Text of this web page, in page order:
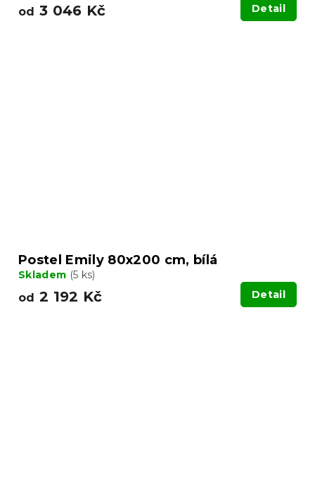
od 3 046 Kč Detail
Postel Emily 80x200 cm, bílá
Skladem (5 ks)
od 2 192 Kč Detail